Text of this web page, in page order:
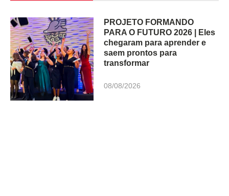
PROJETO FORMANDO
PARA O FUTURO 2026 | Eles
chegaram para aprender e
saem prontos para
transformar
08/08/2026